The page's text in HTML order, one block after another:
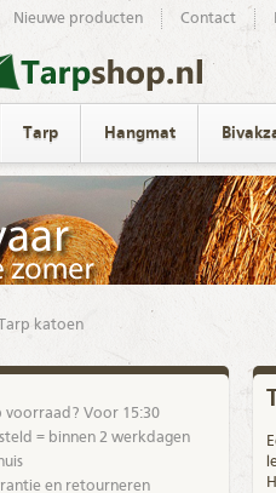
Nieuwe producten Contact
Tarp Hangmat
katoen
voorraad? Voor 15:30
= binnen 2 werkdagen
en retourneren